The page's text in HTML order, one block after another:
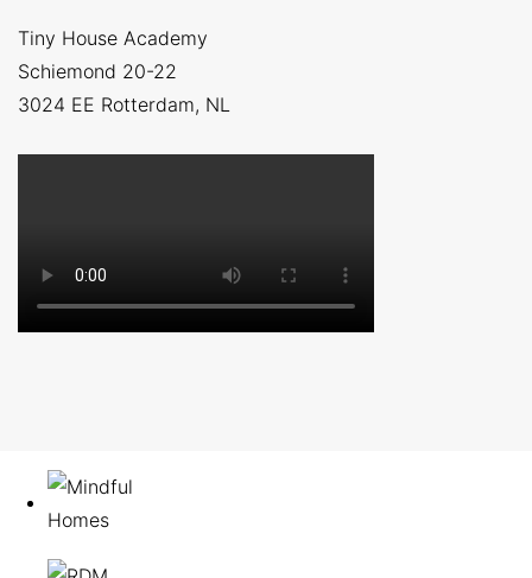
Tiny House Academy
Schiemond 20-22
3024 EE Rotterdam, NL